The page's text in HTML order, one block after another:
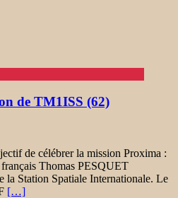
de TM1ISS (62)
de célébrer la mission Proxima :
français Thomas PESQUET
Station Spatiale Internationale. Le
[…]